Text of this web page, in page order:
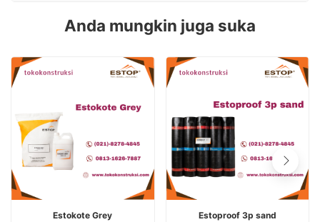
Anda mungkin juga suka
TAMBAH KE KERANJANG
Estokote Grey TAMBAH KE KERANJANG
Estoproof 3p sand